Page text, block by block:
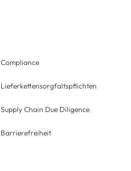
Compliance
Lieferkettensorgfaltspflichten
Supply Chain Due Diligence
Barrierefreiheit